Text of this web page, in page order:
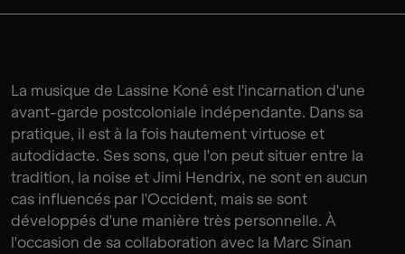
La musique de Lassine Koné est l'incarnation d'une
avant-garde postcoloniale indépendante. Dans sa
pratique, il est à la fois hautement virtuose et
autodidacte. Ses sons, que l'on peut situer entre la
tradition, la noise et Jimi Hendrix, ne sont en aucun
cas influencés par l'Occident, mais se sont
développés d'une manière très personnelle. À
l'occasion de sa collaboration avec la Marc Sinan